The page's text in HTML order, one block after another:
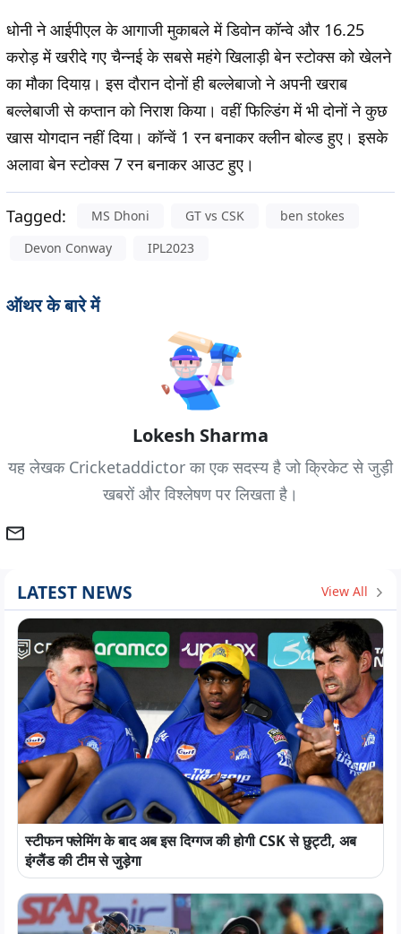
धोनी ने आईपीएल के आगाजी मुकाबले में डिवोन कॉन्वे और 16.25
करोड़ में खरीदे गए चैन्नई के सबसे महंगे खिलाड़ी बेन स्टोक्स को खेलने
का मौका दियाय़। इस दौरान दोनों ही बल्लेबाजो ने अपनी खराब
बल्लेबाजी से कप्तान को निराश किया। वहीं फिल्डिंग में भी दोनों ने कुछ
खास योगदान नहीं दिया। कॉन्वें 1 रन बनाकर क्लीन बोल्ड हुए। इसके
अलावा बेन स्टोक्स 7 रन बनाकर आउट हुए।
Tagged: MS Dhoni GT vs CSK
ben stokes
Devon Conway
IPL2023
ऑथर के बारे में
Lokesh Sharma
यह लेखक Cricketaddictor का एक सदस्य है जो क्रिकेट से जुड़ी
खबरों और विश्लेषण पर लिखता है।
LATEST NEWS View All
स्टीफन फ्लेमिंग के बाद अब इस दिग्गज की होगी CSK से छुट्टी, अब
इंग्लैंड की टीम से जुड़ेगा